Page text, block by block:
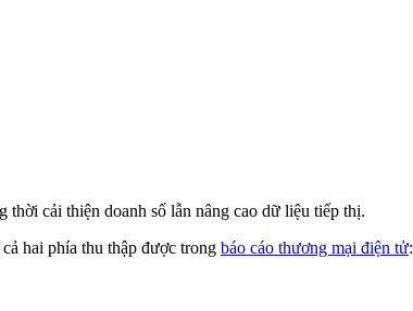
thời cải thiện doanh số lẫn nâng cao dữ liệu tiếp thị.
hai phía thu thập được trong báo cáo thương mại điện tử: